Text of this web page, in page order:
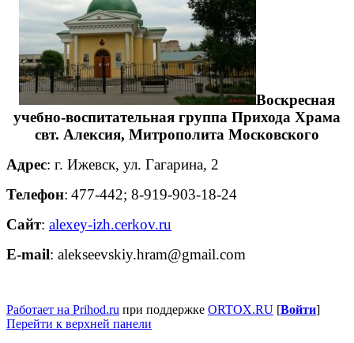
Воскресная
учебно-воспитательная группа Прихода Храма
свт. Алексия, Митрополита Московского
Адрес: г. Ижевск, ул. Гагарина, 2
Телефон: 477-442; 8-919-903-18-24
Сайт: alexey-izh.cerkov.ru
E-mail: alekseevskiy.hram@gmail.com
Работает на Prihod.ru при поддержке ORTOX.RU [Войти]
Перейти к верхней панели